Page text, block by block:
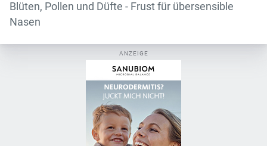
Blüten, Pollen und Düfte - Frust für übersensible
Nasen
ANZEIGE